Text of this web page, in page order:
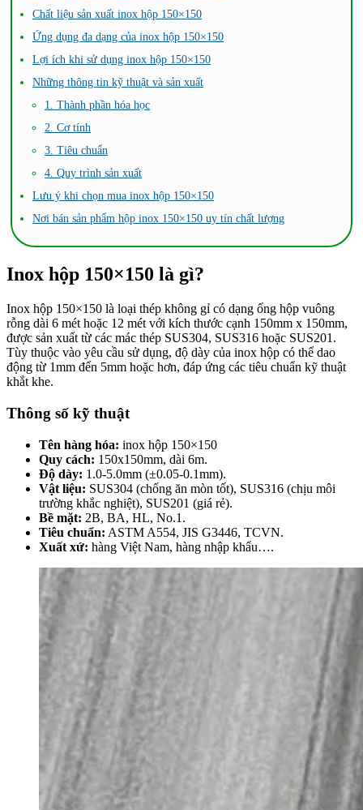
Chất liệu sản xuất inox hộp 150×150
Ứng dụng đa dạng của inox hộp 150×150
Lợi ích khi sử dụng inox hộp 150×150
Những thông tin kỹ thuật và sản xuất
1. Thành phần hóa học
2. Cơ tính
3. Tiêu chuẩn
4. Quy trình sản xuất
Lưu ý khi chọn mua inox hộp 150×150
Nơi bán sản phẩm hộp inox 150×150 uy tín chất lượng
Inox hộp 150×150 là gì?
Inox hộp 150×150 là loại thép không gỉ có dạng ống hộp vuông
rỗng dài 6 mét hoặc 12 mét với kích thước cạnh 150mm x 150mm,
được sản xuất từ các mác thép SUS304, SUS316 hoặc SUS201.
Tùy thuộc vào yêu cầu sử dụng, độ dày của inox hộp có thể dao
động từ 1mm đến 5mm hoặc hơn, đáp ứng các tiêu chuẩn kỹ thuật
khắt khe.
Thông số kỹ thuật
Tên hàng hóa: inox hộp 150×150
Quy cách: 150x150mm, dài 6m.
Độ dày: 1.0-5.0mm (±0.05-0.1mm).
Vật liệu: SUS304 (chống ăn mòn tốt), SUS316 (chịu môi
trường khắc nghiệt), SUS201 (giá rẻ).
Bề mặt: 2B, BA, HL, No.1.
Tiêu chuẩn: ASTM A554, JIS G3446, TCVN.
Xuất xứ: hàng Việt Nam, hàng nhập khẩu….